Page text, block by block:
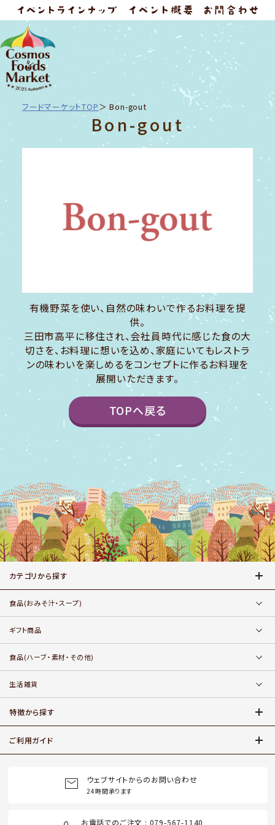
フードマーケットTOP Bon-gout
Bon-gout
有機野菜を使い、自然の味わいで作るお料理を提
供。
三田市高平に移住され、会社員時代に感じた食の大
切さを、お料理に想いを込め、家庭にいてもレストラ
ンの味わいを楽しめるをコンセプトに作るお料理を
展開いただきます。
TOPへ戻る
カテゴリから探す
食品(おみそ汁・スープ)
ギフト商品
食品(ハーブ・素材・その他)
生活雑貨
特徴から探す
ご利用ガイド
ウェブサイトからのお問い合わせ
24時間承ります
お電話でのご注文 : 079-567-1140